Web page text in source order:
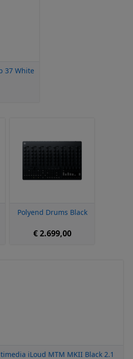
37 White
Polyend Drums Black
€ 2.699,00
iLoud MTM MKII Black 2.1